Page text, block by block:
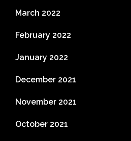
March 2022
February 2022
January 2022
December 2021
November 2021
October 2021